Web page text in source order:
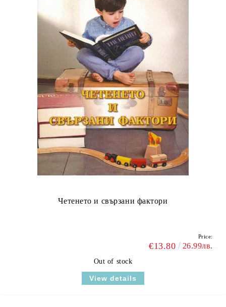
Четенето и свързани фактори
Price:
€13.80 26.99лв.
Out of stock
View details